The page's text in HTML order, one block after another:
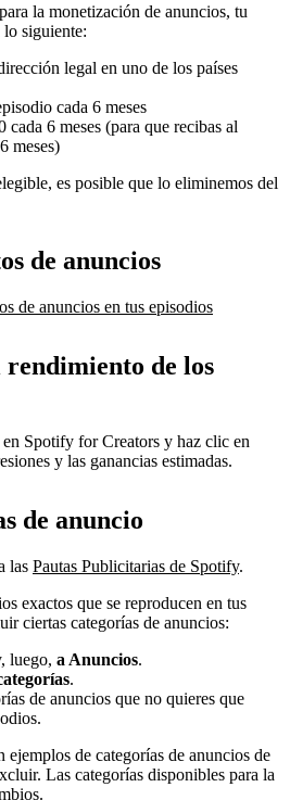
la monetización de anuncios, tu
siguiente:
legal en uno de los países
cada 6 meses
cada 6 meses (para que recibas al
meses)
es posible que lo eliminemos del
de anuncios
de anuncios en tus episodios
de los
en Spotify for Creators y haz clic en
y las ganancias estimadas.
de anuncio
las Pautas Publicitarias de Spotify.
exactos que se reproducen en tus
ciertas categorías de anuncios:
luego, a Anuncios.
.
de anuncios que no quieres que
ejemplos de categorías de anuncios de
Las categorías disponibles para la